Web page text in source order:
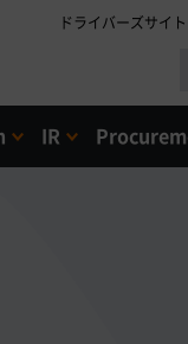
ドライバーズサイト
IR